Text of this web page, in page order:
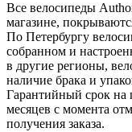
Все велосипеды
магазине,
По Петербургу
собранном и
в другие регионы,
наличие брака и
Гарантийный срок на
месяцев с момента
получения заказа.